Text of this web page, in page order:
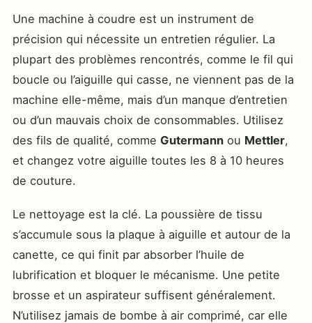
Une machine à coudre est un instrument de
précision qui nécessite un entretien régulier. La
plupart des problèmes rencontrés, comme le fil qui
boucle ou l’aiguille qui casse, ne viennent pas de la
machine elle-même, mais d’un manque d’entretien
ou d’un mauvais choix de consommables. Utilisez
des fils de qualité, comme Gutermann ou Mettler,
et changez votre aiguille toutes les 8 à 10 heures
de couture.
Le nettoyage est la clé. La poussière de tissu
s’accumule sous la plaque à aiguille et autour de la
canette, ce qui finit par absorber l’huile de
lubrification et bloquer le mécanisme. Une petite
brosse et un aspirateur suffisent généralement.
N’utilisez jamais de bombe à air comprimé, car elle